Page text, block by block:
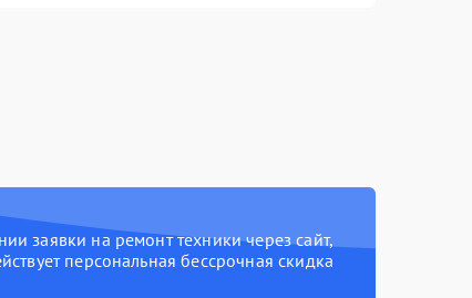
заявки на ремонт техники через сайт,
персональная бессрочная скидка